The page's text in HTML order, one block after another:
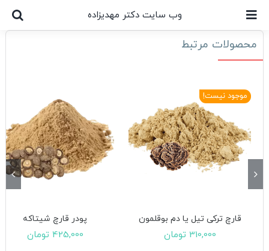
Skip
وب سایت دکتر مهدیزاده
محصولات مرتبط
موجود نیست!
قارچ ترکی تیل یا دم بوقلمون
310,000 تومان
پودر قارچ شیتاکه
425,000 تومان